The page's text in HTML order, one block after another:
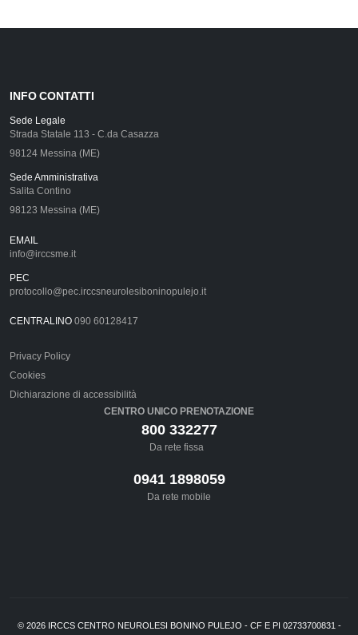
INFO CONTATTI
Sede Legale
Strada Statale 113 - C.da Casazza
98124 Messina (ME)
Sede Amministrativa
Salita Contino
98123 Messina (ME)
EMAIL
info@irccsme.it
PEC
protocollo@pec.irccsneurolesiboninopulejo.it
CENTRALINO 090 60128417
Privacy Policy
Cookies
Dichiarazione di accessibilità
CENTRO UNICO PRENOTAZIONE
800 332277
Da rete fissa
0941 1898059
Da rete mobile
© 2026 IRCCS CENTRO NEUROLESI BONINO PULEJO - CF E PI 02733700831 -